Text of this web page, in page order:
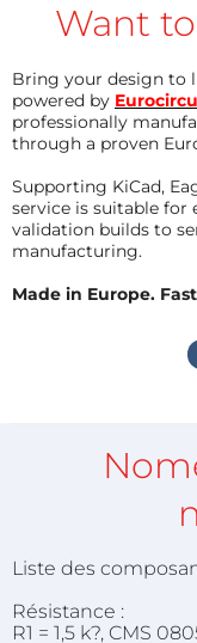
Want
Bring your design to
powered by
professionally
through a proven
Supporting KiCad,
service is suitable
validation builds to
manufacturing.
Made in Europe.
Liste des
Résistance :
R1 = 1,5 k?, CMS